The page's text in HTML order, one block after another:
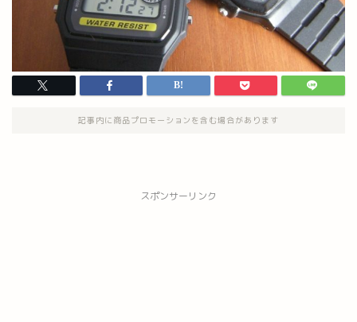
記事内に商品プロモーションを含む場合があります
スポンサーリンク